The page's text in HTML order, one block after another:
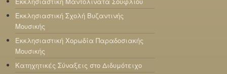
Εκκλησιαστική Σχολή Βυζαντινής
Μουσικής
Εκκλησιαστική Χορωδία Παραδοσιακής
Μουσικής
Κατηχητικές Σύναξεις στο Διδυμότειχο